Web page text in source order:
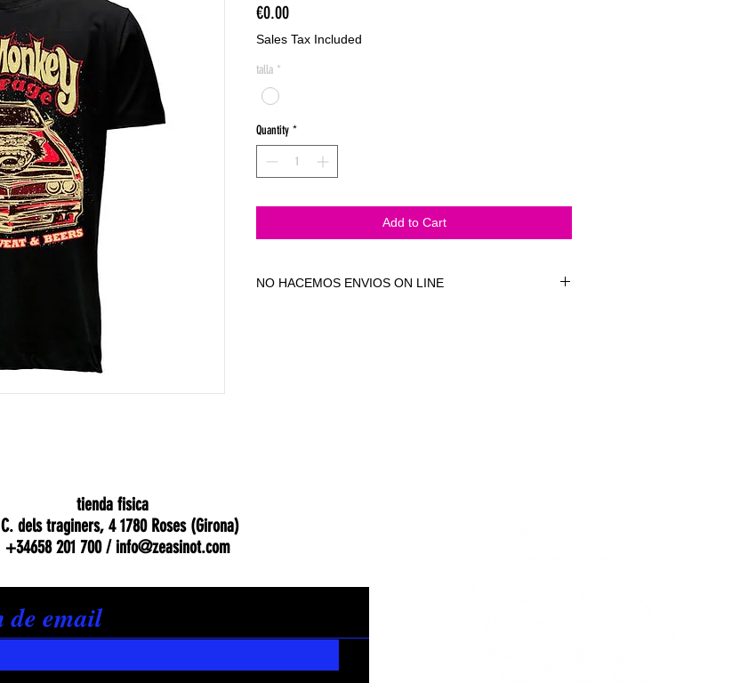
€0.00Price
Sales Tax Included
talla *
Quantity *
Add to Cart
NO HACEMOS ENVIOS ON LINE
tienda fisica
C. dels traginers, 4 1780 Roses (Girona)
+34658 201 700 /info@zeasinot.com